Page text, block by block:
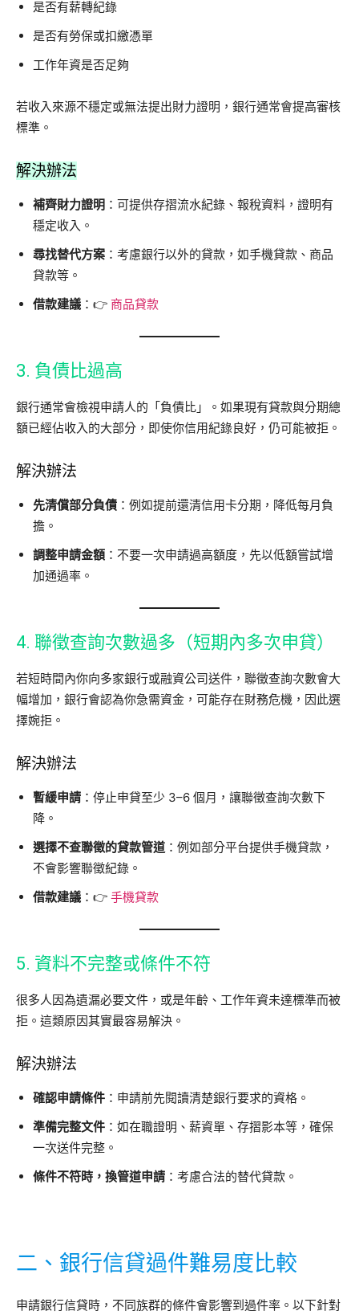
是否有薪轉紀錄
是否有勞保或扣繳憑單
工作年資是否足夠
若收入來源不穩定或無法提出財力證明，銀行通常會提高審核
標準。
解決辦法
補齊財力證明 ：可提供存摺流水紀錄、報稅資料，證明有
穩定收入。
尋找替代方案 ：考慮銀行以外的貸款，如手機貸款、商品
貸款等。
借款建議 ：👉 商品貸款
3. 負債比過高
銀行通常會檢視申請人的「負債比」。如果現有貸款與分期總
額已經佔收入的大部分，即使你信用紀錄良好，仍可能被拒。
解決辦法
先清償部分負債 ：例如提前還清信用卡分期，降低每月負
擔。
調整申請金額 ：不要一次申請過高額度，先以低額嘗試增
加通過率。
4. 聯徵查詢次數過多（短期內多次申貸）
若短時間內你向多家銀行或融資公司送件，聯徵查詢次數會大
幅增加，銀行會認為你急需資金，可能存在財務危機，因此選
擇婉拒。
解決辦法
暫緩申請 ：停止申貸至少 3–6 個月，讓聯徵查詢次數下
降。
選擇不查聯徵的貸款管道 ：例如部分平台提供手機貸款，
不會影響聯徵紀錄。
借款建議 ：👉 手機貸款
5. 資料不完整或條件不符
很多人因為遺漏必要文件，或是年齡、工作年資未達標準而被
拒。這類原因其實最容易解決。
解決辦法
確認申請條件 ：申請前先閱讀清楚銀行要求的資格。
準備完整文件 ：如在職證明、薪資單、存摺影本等，確保
一次送件完整。
條件不符時，換管道申請 ：考慮合法的替代貸款。
二、銀行信貸過件難易度比較
申請銀行信貸時，不同族群的條件會影響到過件率。以下針對